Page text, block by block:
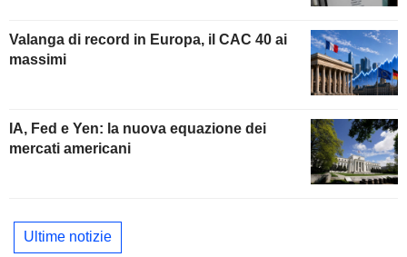
Valanga di record in Europa, il CAC 40 ai
massimi
IA, Fed e Yen: la nuova equazione dei
mercati americani
Ultime notizie